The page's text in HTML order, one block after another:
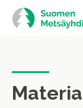
Siirry
suoraan
sisältöön